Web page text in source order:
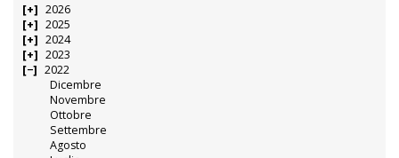
2026
2025
2024
2023
2022
Dicembre
Novembre
Ottobre
Settembre
Agosto